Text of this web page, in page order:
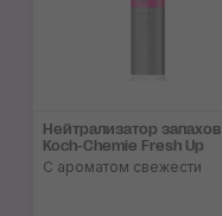
Нейтрализатор запа­хов
Koch-Chemie Fresh Up
С ароматом свежести